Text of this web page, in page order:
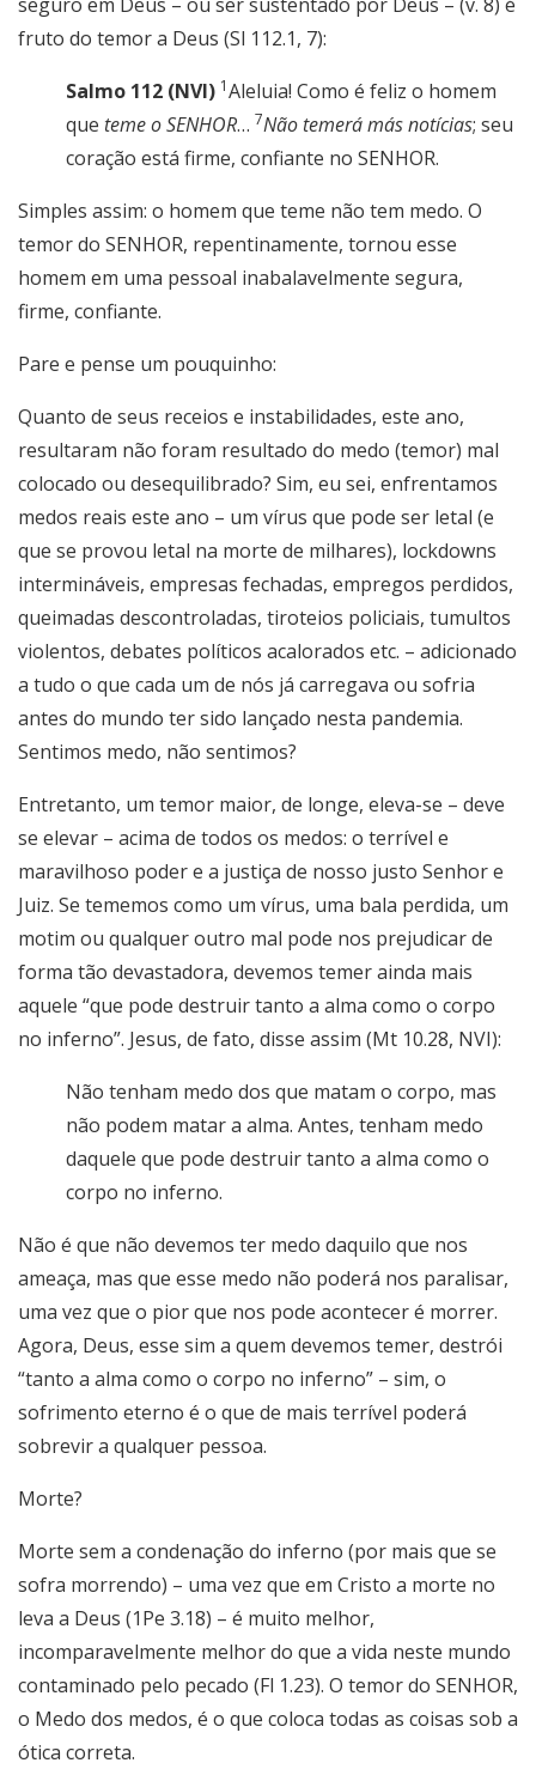
fruto do temor a Deus (Sl 112.1, 7):
Salmo 112 (NVI) 1Aleluia! Como é feliz o homem
que teme o SENHOR… 7Não temerá más notícias; seu
coração está firme, confiante no SENHOR.
Simples assim: o homem que teme não tem medo. O
temor do SENHOR, repentinamente, tornou esse
homem em uma pessoal inabalavelmente segura,
firme, confiante.
Pare e pense um pouquinho:
Quanto de seus receios e instabilidades, este ano,
resultaram não foram resultado do medo (temor) mal
colocado ou desequilibrado? Sim, eu sei, enfrentamos
medos reais este ano – um vírus que pode ser letal (e
que se provou letal na morte de milhares), lockdowns
intermináveis, empresas fechadas, empregos perdidos,
queimadas descontroladas, tiroteios policiais, tumultos
violentos, debates políticos acalorados etc. – adicionado
a tudo o que cada um de nós já carregava ou sofria
antes do mundo ter sido lançado nesta pandemia.
Sentimos medo, não sentimos?
Entretanto, um temor maior, de longe, eleva-se – deve
se elevar – acima de todos os medos: o terrível e
maravilhoso poder e a justiça de nosso justo Senhor e
Juiz. Se tememos como um vírus, uma bala perdida, um
motim ou qualquer outro mal pode nos prejudicar de
forma tão devastadora, devemos temer ainda mais
aquele “que pode destruir tanto a alma como o corpo
no inferno”. Jesus, de fato, disse assim (Mt 10.28, NVI):
Não tenham medo dos que matam o corpo, mas
não podem matar a alma. Antes, tenham medo
daquele que pode destruir tanto a alma como o
corpo no inferno.
Não é que não devemos ter medo daquilo que nos
ameaça, mas que esse medo não poderá nos paralisar,
uma vez que o pior que nos pode acontecer é morrer.
Agora, Deus, esse sim a quem devemos temer, destrói
“tanto a alma como o corpo no inferno” – sim, o
sofrimento eterno é o que de mais terrível poderá
sobrevir a qualquer pessoa.
Morte?
Morte sem a condenação do inferno (por mais que se
sofra morrendo) – uma vez que em Cristo a morte no
leva a Deus (1Pe 3.18) – é muito melhor,
incomparavelmente melhor do que a vida neste mundo
contaminado pelo pecado (Fl 1.23). O temor do SENHOR,
o Medo dos medos, é o que coloca todas as coisas sob a
ótica correta.